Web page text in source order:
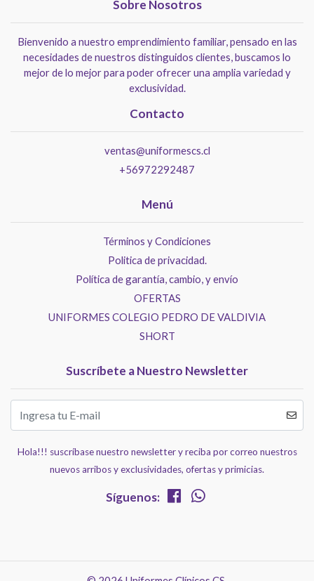
Sobre Nosotros
Bienvenido a nuestro emprendimiento familiar, pensado en las
necesidades de nuestros distinguidos clientes, buscamos lo
mejor de lo mejor para poder ofrecer una amplia variedad y
exclusividad.
Contacto
ventas@uniformescs.cl
+56972292487
Menú
Términos y Condiciones
Politica de privacidad.
Política de garantía, cambio, y envío
OFERTAS
UNIFORMES COLEGIO PEDRO DE VALDIVIA
SHORT
Suscríbete a Nuestro Newsletter
Hola!!! suscríbase nuestro newsletter y reciba por correo nuestros
nuevos arribos y exclusividades, ofertas y primicias.
Síguenos: